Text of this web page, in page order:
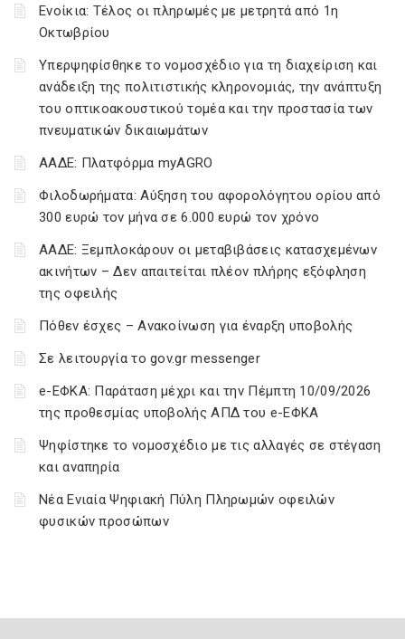
Ενοίκια: Τέλος οι πληρωμές με μετρητά από 1η
Οκτωβρίου
Υπερψηφίσθηκε το νομοσχέδιο για τη διαχείριση και
ανάδειξη της πολιτιστικής κληρονομιάς, την ανάπτυξη
του οπτικοακουστικού τομέα και την προστασία των
πνευματικών δικαιωμάτων
ΑΑΔΕ: Πλατφόρμα myAGRO
Φιλοδωρήματα: Αύξηση του αφορολόγητου ορίου από
300 ευρώ τον μήνα σε 6.000 ευρώ τον χρόνο
ΑΑΔΕ: Ξεμπλοκάρουν οι μεταβιβάσεις κατασχεμένων
ακινήτων – Δεν απαιτείται πλέον πλήρης εξόφληση
της οφειλής
Πόθεν έσχες – Ανακοίνωση για έναρξη υποβολής
Σε λειτουργία το gov.gr messenger
e-ΕΦΚΑ: Παράταση μέχρι και την Πέμπτη 10/09/2026
της προθεσμίας υποβολής ΑΠΔ του e-ΕΦΚΑ
Ψηφίστηκε το νομοσχέδιο με τις αλλαγές σε στέγαση
και αναπηρία
Νέα Ενιαία Ψηφιακή Πύλη Πληρωμών οφειλών
φυσικών προσώπων